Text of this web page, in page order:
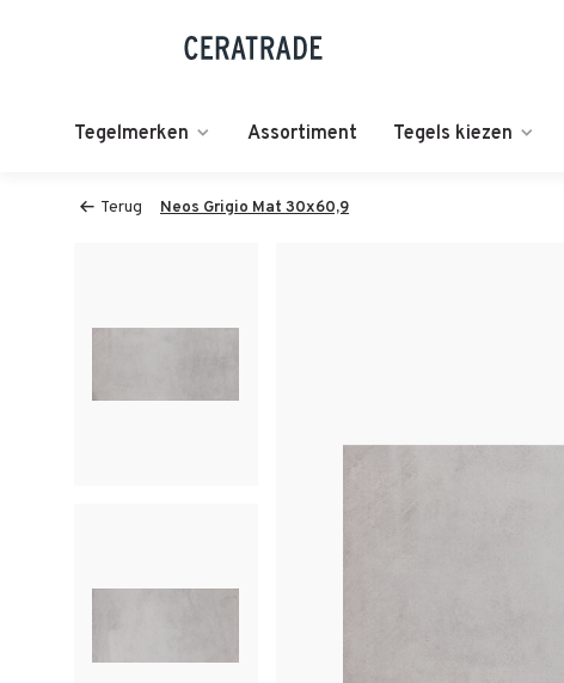
Tegelmerken Assortiment Tegels kiezen
Terug Neos Grigio Mat 30x60,9